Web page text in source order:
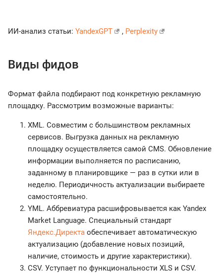
ИИ-анализ статьи: YandexGPT , Perplexity
Виды фидов
Формат файла подбирают под конкретную рекламную
площадку. Рассмотрим возможные варианты:
XML. Совместим с большинством рекламных
сервисов. Выгрузка данных на рекламную
площадку осуществляется самой CMS. Обновление
информации выполняется по расписанию,
заданному в планировщике — раз в сутки или в
неделю. Периодичность актуализации выбираете
самостоятельно.
YML. Аббревиатура расшифровывается как Yandex
Market Language. Специальный стандарт
Яндекс.Директа обеспечивает автоматическую
актуализацию (добавление новых позиций,
наличие, стоимость и другие характеристики).
CSV. Уступает по функциональности XLS и CSV.